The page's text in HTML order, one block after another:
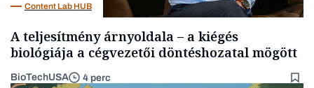
Content Lab HUB
A teljesítmény árnyoldala – a kiégés
biológiája a cégvezetői döntéshozatal mögött
BioTechUSA 4 perc